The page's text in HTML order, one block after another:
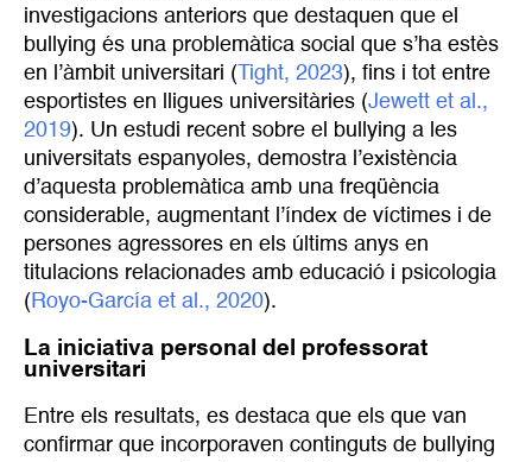
investigacions anteriors que destaquen que el
bullying és una problemàtica social que s’ha estès
en l’àmbit universitari ( Tight, 2023), fins i tot entre
esportistes en lligues universitàries (Jewett et al.,
2019). Un estudi recent sobre el bullying a les
universitats espanyoles, demostra l’existència
d’aquesta problemàtica amb una freqüència
considerable, augmentant l’índex de víctimes i de
persones agressores en els últims anys en
titulacions relacionades amb educació i psicologia
( Royo-García et al., 2020).
La iniciativa personal del professorat
universitari
Entre els resultats, es destaca que els que van
confirmar que incorporaven continguts de bullying